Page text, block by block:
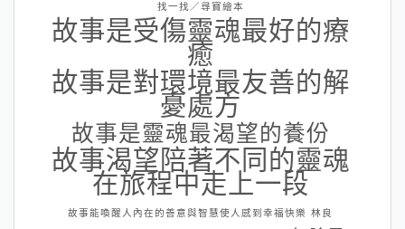
找一找／尋寶繪本
故事是受傷靈魂最好的療
癒
故事是對環境最友善的解
憂處方
故事是靈魂最渴望的養份
故事渴望陪著不同的靈魂
在旅程中走上一段
故事能喚醒人內在的善意與智慧使人感到幸福快樂 林良